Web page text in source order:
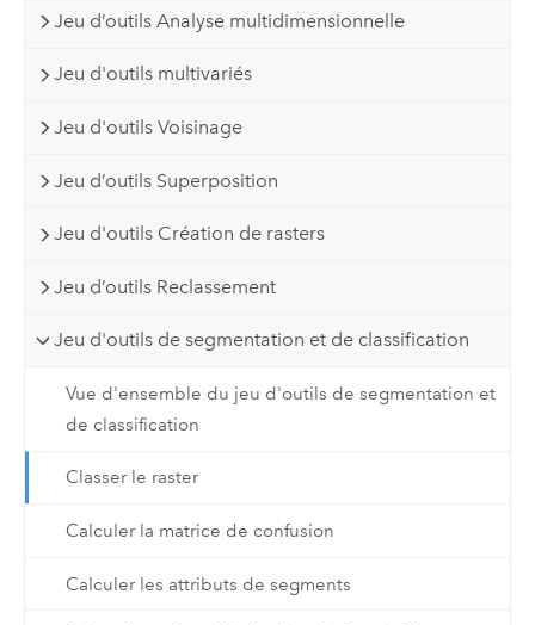
Jeu d’outils Analyse multidimensionnelle
Jeu d'outils multivariés
Jeu d'outils Voisinage
Jeu d’outils Superposition
Jeu d'outils Création de rasters
Jeu d’outils Reclassement
Jeu d'outils de segmentation et de classification
Vue d'ensemble du jeu d'outils de segmentation et
de classification
Classer le raster
Calculer la matrice de confusion
Calculer les attributs de segments